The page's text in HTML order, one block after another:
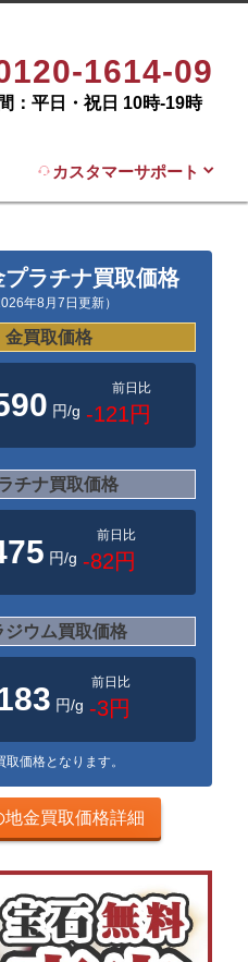
1614-09
：平日・祝日 10時-19時
カスタマーサポート
ラチナ買取価格
年8月7日更新）
金買取価格
円/g
前日比
-121円
チナ買取価格
円/g
前日比
-82円
ジウム買取価格
円/g
前日比
-3円
価格となります。
地金買取価格詳細